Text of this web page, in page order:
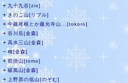
＋ 九十九谷[zio]
＋きのこ山[リブル]
＋中藤尾根とか藤光寺山...[tokoro]
＋ 谷川岳[金森]
＋ 高水三山[金森]
－梅[金森]
＋前掛山[tomo]
＋ 破風山[金森]
＋ 上野原の低山[のぞむ]